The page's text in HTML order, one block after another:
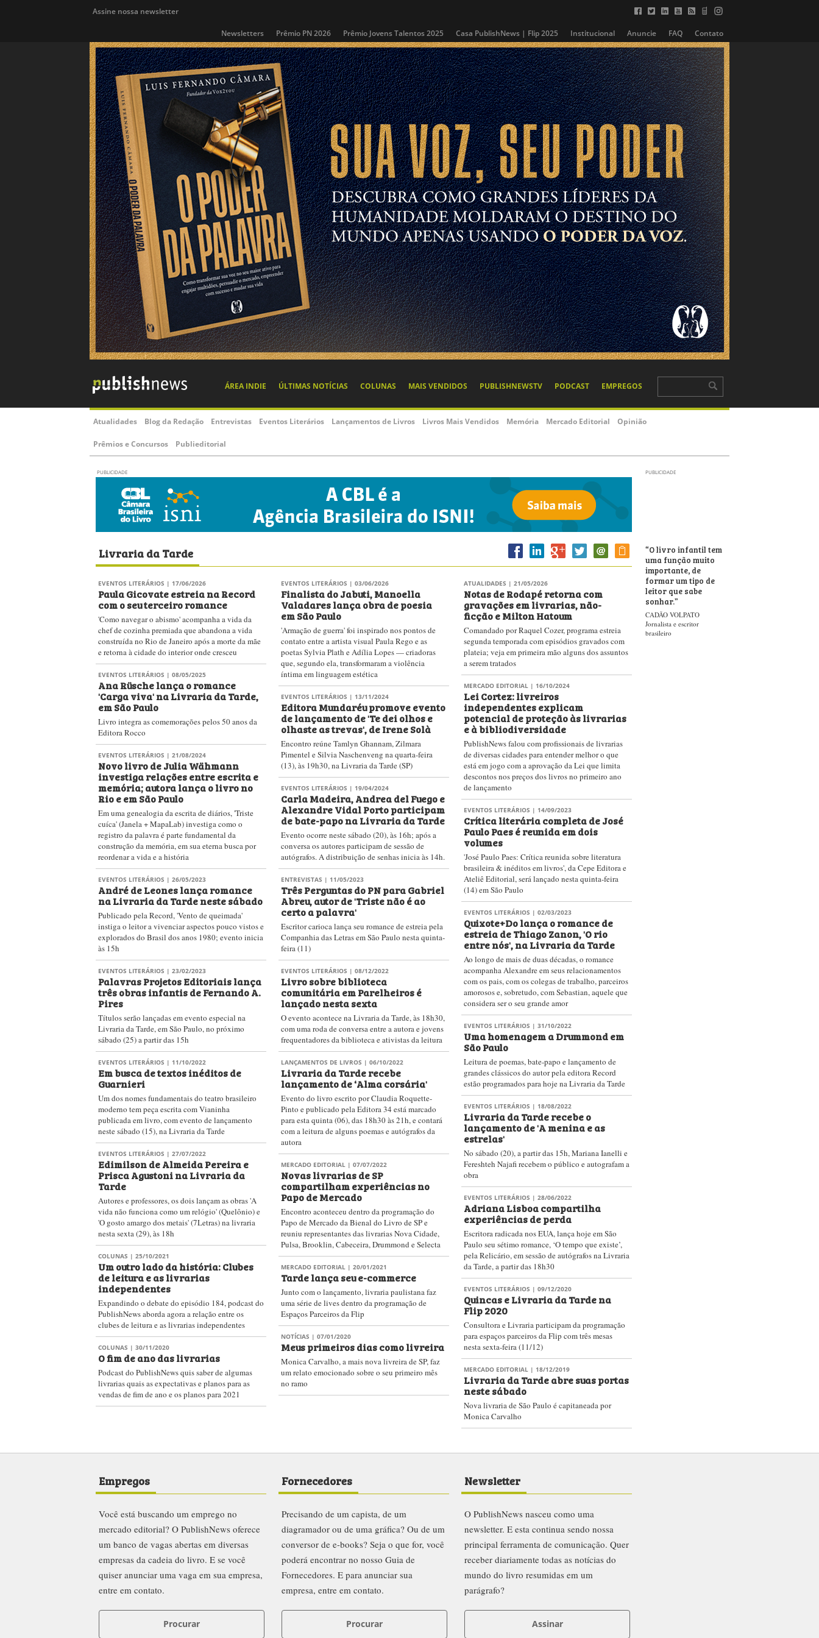
Assine nossa newsletter
Newsletters Prêmio PN 2026 Prêmio Jovens Talentos 2025 Casa PublishNews | Flip 2025 Institucional Anuncie FAQ Contato
ÁREA INDIE ÚLTIMAS NOTÍCIAS COLUNAS MAIS VENDIDOS PUBLISHNEWSTV PODCAST EMPREGOS
Atualidades Blog da Redação Entrevistas Eventos Literários Lançamentos de Livros Livros Mais Vendidos Memória Mercado Editorial Opinião
Prêmios e Concursos Publieditorial
PUBLICIDADE PUBLICIDADE
Livraria da Tarde
EVENTOS LITERÁRIOS | 17/06/2026
Paula Gicovate estreia na Record
com o seu terceiro romance
'Como navegar o abismo' acompanha a vida da
chef de cozinha premiada que abandona a vida
construída no Rio de Janeiro após a morte da mãe
e retorna à cidade do interior onde cresceu
EVENTOS LITERÁRIOS | 08/05/2025
Ana Rüsche lança o romance
'Carga viva' na Livraria da Tarde,
em São Paulo
Livro integra as comemorações pelos 50 anos da
Editora Rocco
EVENTOS LITERÁRIOS | 21/08/2024
Novo livro de Julia Wähmann
investiga relações entre escrita e
memória; autora lança o livro no
Rio e em São Paulo
Em uma genealogia da escrita de diários, 'Triste
cuíca' (Janela + MapaLab) investiga como o
registro da palavra é parte fundamental da
construção da memória, em sua eterna busca por
reordenar a vida e a história
EVENTOS LITERÁRIOS | 26/05/2023
André de Leones lança romance
na Livraria da Tarde neste sábado
Publicado pela Record, 'Vento de queimada'
instiga o leitor a vivenciar aspectos pouco vistos e
explorados do Brasil dos anos 1980; evento inicia
às 15h
EVENTOS LITERÁRIOS | 23/02/2023
Palavras Projetos Editoriais lança
três obras infantis de Fernando A.
Pires
Títulos serão lançadas em evento especial na
Livraria da Tarde, em São Paulo, no próximo
sábado (25) a partir das 15h
EVENTOS LITERÁRIOS | 11/10/2022
Em busca de textos inéditos de
Guarnieri
Um dos nomes fundamentais do teatro brasileiro
moderno tem peça escrita com Vianinha
publicada em livro, com evento de lançamento
neste sábado (15), na Livraria da Tarde
EVENTOS LITERÁRIOS | 27/07/2022
Edimilson de Almeida Pereira e
Prisca Agustoni na Livraria da
Tarde
Autores e professores, os dois lançam as obras 'A
vida não funciona como um relógio' (Quelônio) e
'O gosto amargo dos metais' (7Letras) na livraria
nesta sexta (29), às 18h
COLUNAS | 25/10/2021
Um outro lado da história: Clubes
de leitura e as livrarias
independentes
Expandindo o debate do episódio 184, podcast do
PublishNews aborda agora a relação entre os
clubes de leitura e as livrarias independentes
COLUNAS | 30/11/2020
O fim de ano das livrarias
Podcast do PublishNews quis saber de algumas
livrarias quais as expectativas e planos para as
vendas de fim de ano e os planos para 2021
EVENTOS LITERÁRIOS | 03/06/2026
Finalista do Jabuti, Manoella
Valadares lança obra de poesia
em São Paulo
'Armação de guerra' foi inspirado nos pontos de
contato entre a artista visual Paula Rego e as
poetas Sylvia Plath e Adília Lopes — criadoras
que, segundo ela, transformaram a violência
íntima em linguagem estética
EVENTOS LITERÁRIOS | 13/11/2024
Editora Mundaréu promove evento
de lançamento de 'Te dei olhos e
olhaste as trevas', de Irene Solà
Encontro reúne Tamlyn Ghannam, Zilmara
Pimentel e Silvia Naschenveng na quarta-feira
(13), às 19h30, na Livraria da Tarde (SP)
EVENTOS LITERÁRIOS | 19/04/2024
Carla Madeira, Andrea del Fuego e
Alexandre Vidal Porto participam
de bate-papo na Livraria da Tarde
Evento ocorre neste sábado (20), às 16h; após a
conversa os autores participam de sessão de
autógrafos. A distribuição de senhas inicia às 14h.
ENTREVISTAS | 11/05/2023
Três Perguntas do PN para Gabriel
Abreu, autor de 'Triste não é ao
certo a palavra'
Escritor carioca lança seu romance de estreia pela
Companhia das Letras em São Paulo nesta quinta-
feira (11)
EVENTOS LITERÁRIOS | 08/12/2022
Livro sobre biblioteca
comunitária em Parelheiros é
lançado nesta sexta
O evento acontece na Livraria da Tarde, às 18h30,
com uma roda de conversa entre a autora e jovens
frequentadores da biblioteca e ativistas da leitura
LANÇAMENTOS DE LIVROS | 06/10/2022
Livraria da Tarde recebe
lançamento de ‘Alma corsária'
Evento do livro escrito por Claudia Roquette-
Pinto e publicado pela Editora 34 está marcado
para esta quinta (06), das 18h30 às 21h, e contará
com a leitura de alguns poemas e autógrafos da
autora
MERCADO EDITORIAL | 07/07/2022
Novas livrarias de SP
compartilham experiências no
Papo de Mercado
Encontro aconteceu dentro da programação do
Papo de Mercado da Bienal do Livro de SP e
reuniu representantes das livrarias Nova Cidade,
Pulsa, Brooklin, Cabeceira, Drummond e Selecta
MERCADO EDITORIAL | 20/01/2021
Tarde lança seu e-commerce
Junto com o lançamento, livraria paulistana faz
uma série de lives dentro da programação de
Espaços Parceiros da Flip
NOTÍCIAS | 07/01/2020
Meus primeiros dias como livreira
Monica Carvalho, a mais nova livreira de SP, faz
um relato emocionado sobre o seu primeiro mês
no ramo
ATUALIDADES | 21/05/2026
Notas de Rodapé retorna com
gravações em livrarias, não-
ficção e Milton Hatoum
Comandado por Raquel Cozer, programa estreia
segunda temporada com episódios gravados com
plateia; veja em primeira mão alguns dos assuntos
a serem tratados
MERCADO EDITORIAL | 16/10/2024
Lei Cortez: livreiros
independentes explicam
potencial de proteção às livrarias
e à bibliodiversidade
PublishNews falou com profissionais de livrarias
de diversas cidades para entender melhor o que
está em jogo com a aprovação da Lei que limita
descontos nos preços dos livros no primeiro ano
de lançamento
EVENTOS LITERÁRIOS | 14/09/2023
Crítica literária completa de José
Paulo Paes é reunida em dois
volumes
'José Paulo Paes: Crítica reunida sobre literatura
brasileira & inéditos em livros', da Cepe Editora e
Ateliê Editorial, será lançado nesta quinta-feira
(14) em São Paulo
EVENTOS LITERÁRIOS | 02/03/2023
Quixote+Do lança o romance de
estreia de Thiago Zanon, 'O rio
entre nós', na Livraria da Tarde
Ao longo de mais de duas décadas, o romance
acompanha Alexandre em seus relacionamentos
com os pais, com os colegas de trabalho, parceiros
amorosos e, sobretudo, com Sebastian, aquele que
considera ser o seu grande amor
EVENTOS LITERÁRIOS | 31/10/2022
Uma homenagem a Drummond em
São Paulo
Leitura de poemas, bate-papo e lançamento de
grandes clássicos do autor pela editora Record
estão programados para hoje na Livraria da Tarde
EVENTOS LITERÁRIOS | 18/08/2022
Livraria da Tarde recebe o
lançamento de 'A menina e as
estrelas'
No sábado (20), a partir das 15h, Mariana Ianelli e
Fereshteh Najafi recebem o público e autografam a
obra
EVENTOS LITERÁRIOS | 28/06/2022
Adriana Lisboa compartilha
experiências de perda
Escritora radicada nos EUA, lança hoje em São
Paulo seu sétimo romance, ‘O tempo que existe’,
pela Relicário, em sessão de autógrafos na Livraria
da Tarde, a partir das 18h30
EVENTOS LITERÁRIOS | 09/12/2020
Quincas e Livraria da Tarde na
Flip 2020
Consultora e Livraria participam da programação
para espaços parceiros da Flip com três mesas
nesta sexta-feira (11/12)
MERCADO EDITORIAL | 18/12/2019
Livraria da Tarde abre suas portas
neste sábado
Nova livraria de São Paulo é capitaneada por
Monica Carvalho
“O livro infantil tem
uma função muito
importante, de
formar um tipo de
leitor que sabe
sonhar.”
CADÃO VOLPATO
Jornalista e escritor
brasileiro
Empregos
Você está buscando um emprego no
mercado editorial? O PublishNews oferece
um banco de vagas abertas em diversas
empresas da cadeia do livro. E se você
quiser anunciar uma vaga em sua empresa,
entre em contato.
Procurar
Fornecedores
Precisando de um capista, de um
diagramador ou de uma gráfica? Ou de um
conversor de e-books? Seja o que for, você
poderá encontrar no nosso Guia de
Fornecedores. E para anunciar sua
empresa, entre em contato.
Procurar
Newsletter
O PublishNews nasceu como uma
newsletter. E esta continua sendo nossa
principal ferramenta de comunicação. Quer
receber diariamente todas as notícias do
mundo do livro resumidas em um
parágrafo?
Assinar